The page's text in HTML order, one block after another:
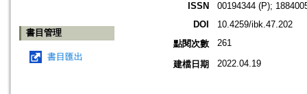
書目管理
書目匯出
ISSN
00194344 (P);
DOI
10.4259/ibk.47.202
點閱次數
261
建檔日期 2022.04.19